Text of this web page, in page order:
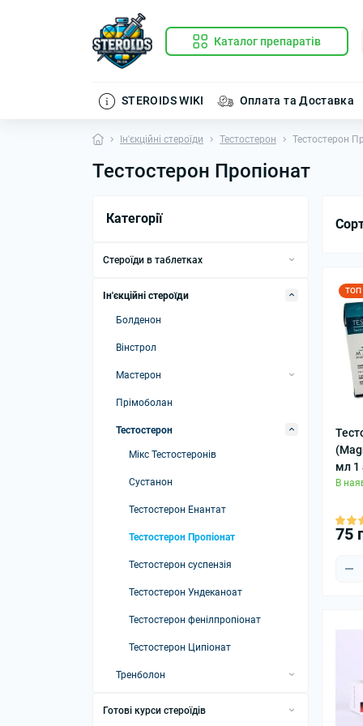
Каталог препаратів
STEROIDS WIKI Оплата та Доставка
Ін'єкційні стероїди Тестостерон Тестостерон
Тестостерон Пропіонат
Категорії
Стероїди в таблетках
Ін'єкційні стероїди
Болденон
Вінстрол
Мастерон
Мастерон енантат
Прімоболан
Тестостерон
Мікс Тестостеронів
Сустанон
Тестостерон Енантат
Тестостерон Пропіонат
Тестостерон суспензія
Тестостерон Ундеканоат
Тестостерон фенілпропіонат
Тестостерон Ципіонат
Тренболон
Готові курси стероїдів
ТОП
мл 1
В
75